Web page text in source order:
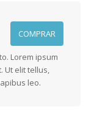
COMPRAR
Lorem ipsum
Ut elit tellus,
leo.